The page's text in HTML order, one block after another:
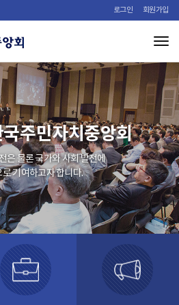
로그인 회원가입
주민자치중앙회
은 물론 국가와 사회 발전에
기여하고자 합니다.